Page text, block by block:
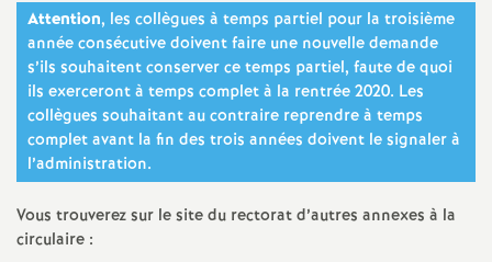
e
S
e
c
Attention, les collègues à temps partiel pour la troisième
année consécutive doivent faire une nouvelle demande
s’ils souhaitent conserver ce temps partiel, faute de quoi
ils exerceront à temps complet à la rentrée 2020. Les
collègues souhaitant au contraire reprendre à temps
complet avant la fin des trois années doivent le signaler à
l’administration.
Vous trouverez sur le site du rectorat d’autres annexes à la
circulaire :